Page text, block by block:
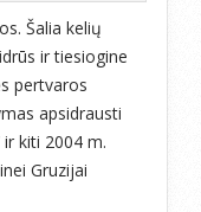
Šalia kelių
ir tiesiogine
pertvaros
apsidrausti
kiti 2004 m.
Gruzijai